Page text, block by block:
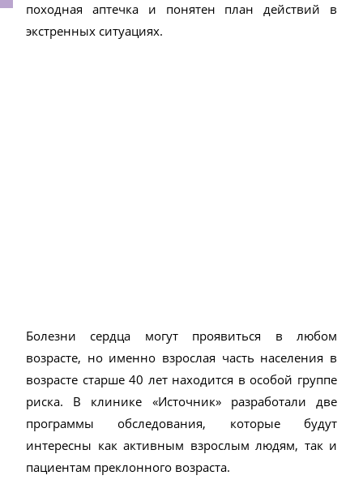
походная аптечка и понятен план действий в
экстренных ситуациях.
Болезни сердца могут проявиться в любом
возрасте, но именно взрослая часть населения в
возрасте старше 40 лет находится в особой группе
риска. В клинике «Источник» разработали две
программы обследования, которые будут
интересны как активным взрослым людям, так и
пациентам преклонного возраста.